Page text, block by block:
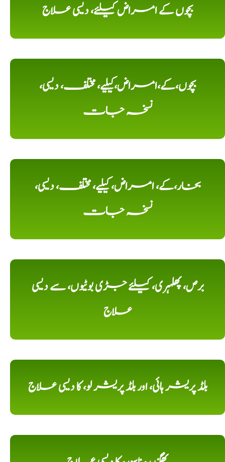
بچوں کے امراض کیلئے، دیسی علاج
بچوں،کے،امراض،کیلیے، مختلف، دیسی،
نسخہ جات
بخار،کے، امراض، کیلیے، مختلف، دیسی،
نسخہ جات
برص، پھلہری، کیلئے جڑی بوٹیوں، سے دیسی
علاج
بلڈ پریشر ہائی، اور بلڈ پریشر لو، کا دیسی علاج